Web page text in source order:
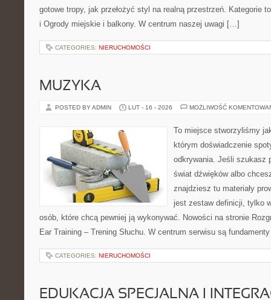
gotowe tropy, jak przełożyć styl na realną przestrzeń. Kategorie
i Ogrody miejskie i balkony. W centrum naszej uwagi […]
CATEGORIES: NIERUCHOMOŚCI
MUZYKA
POSTED BY ADMIN LUT - 16 - 2026 MOŻLIWOŚĆ
To miejsce stworzyliśmy
którym doświadczenie
odkrywania. Jeśli szukasz
świat dźwięków albo
znajdziesz tu materiały
jest zestaw definicji, tylko
osób, które chcą pewniej ją wykonywać. Nowości na stronie
Ear Training – Trening Słuchu. W centrum serwisu są
CATEGORIES: NIERUCHOMOŚCI
EDUKACJA SPECJALNA I